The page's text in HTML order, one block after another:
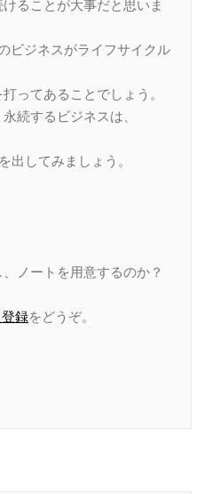
ることが大事だと思いま
ビジネスがライフサイクル
ってあることでしょう。
続するビジネスは、
出してみましょう。
ノートを用意するのか？
録をどうぞ。